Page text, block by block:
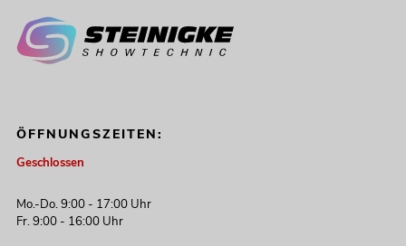
ÖFFNUNGSZEITEN:
Geschlossen
Mo.-Do. 9:00 - 17:00 Uhr
Fr. 9:00 - 16:00 Uhr